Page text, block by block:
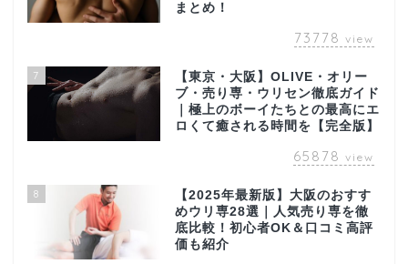
まとめ！
73778 view
7
【東京・大阪】OLIVE・オリー
ブ・売り専・ウリセン徹底ガイド
｜極上のボーイたちとの最高にエ
ロくて癒される時間を【完全版】
65878 view
8
【2025年最新版】大阪のおすす
めウリ専28選｜人気売り専を徹
底比較！初心者OK＆口コミ高評
価も紹介